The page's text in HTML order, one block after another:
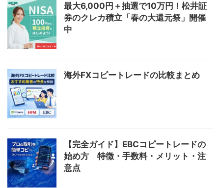
最大6,000円＋抽選で10万円！松井証
券のクレカ積立「春の大還元祭」開催
中
海外FXコピートレードの比較まとめ
【完全ガイド】EBCコピートレードの
始め方 特徴・手数料・メリット・注
意点